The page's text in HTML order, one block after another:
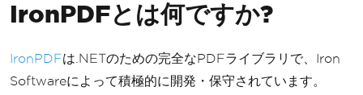
IronPDFとは何ですか?
IronPDFは.NETのための完全なPDFライブラリで、Iron
Softwareによって積極的に開発・保守されています。